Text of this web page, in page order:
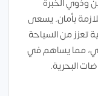
وذوي الخبرة
بأمان. يسعى
من السياحة
مما يساهم في
البحرية.